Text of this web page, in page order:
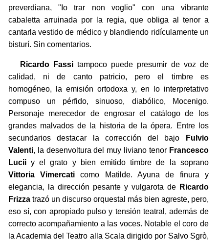
preverdiana, "Io trar non voglio" con una vibrante
cabaletta arruinada por la regia, que obliga al tenor a
cantarla vestido de médico y blandiendo ridículamente un
bisturí. Sin comentarios.
Ricardo Fassitampoco puede presumir de voz de
calidad, ni de canto patricio, pero el timbre es
homogéneo, la emisión ortodoxa y, en lo interpretativo
compuso un pérfido, sinuoso, diabólico, Mocenigo.
Personaje merecedor de engrosar el catálogo de los
grandes malvados de la historia de la ópera. Entre los
secundarios destacar la corrección del bajo
Fulvio
Valenti, la desenvoltura del muy liviano tenor Francesco
Luciiy el grato y bien emitido timbre de la soprano
Vittoria Vimercati como Matilde. Ayuna de finura y
elegancia, la dirección pesante y vulgarota de Ricardo
Frizzatrazó un discurso orquestal más bien agreste, pero,
eso sí, con apropiado pulso y tensión teatral, además de
correcto acompañamiento a las voces. Notable el coro de
la Academia del Teatro alla Scala dirigido por Salvo Sgrò,